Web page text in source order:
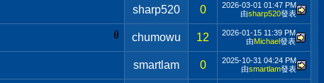
sharp520 0 2026-03-01 01:47 PM
由sharp520發表
chumowu 12 2026-01-15 11:39 PM
由Michael發表
smartlam 0 2025-10-31 04:24 PM
由smartlam發表